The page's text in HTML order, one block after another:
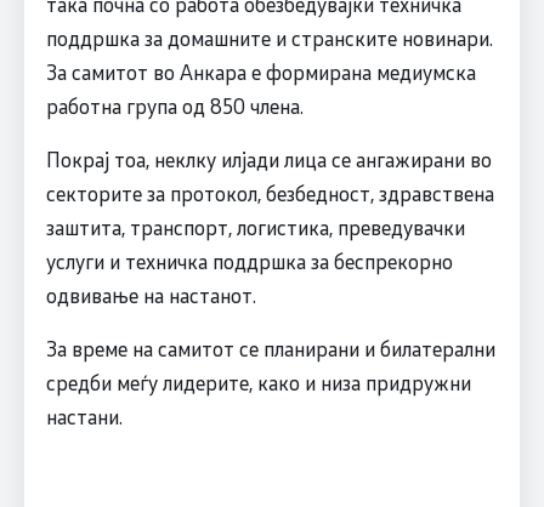
поддршка за домашните и странските новинари.
За самитот во Анкара е формирана медиумска
работна група од 850 члена.
Покрај тоа, неклку илјади лица се ангажирани во
секторите за протокол, безбедност, здравствена
заштита, транспорт, логистика, преведувачки
услуги и техничка поддршка за беспрекорно
одвивање на настанот.
За време на самитот се планирани и билатерални
средби меѓу лидерите, како и низа придружни
настани.​​​​​​​